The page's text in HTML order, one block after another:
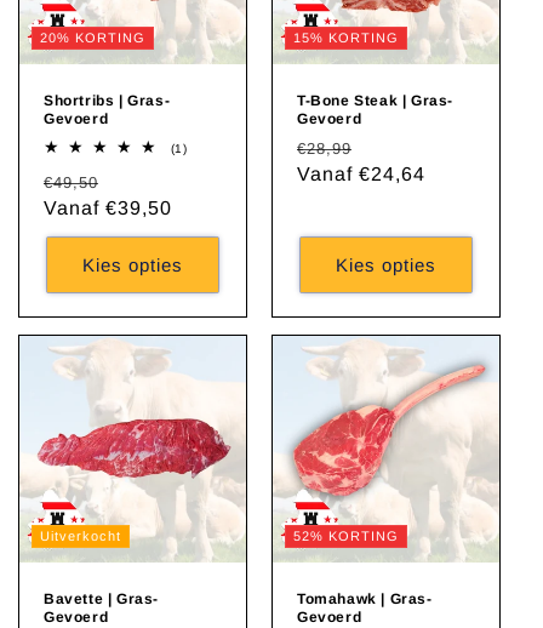
20% KORTING
Shortribs | Gras-
Gevoerd
(1)1
Normale
prijs
€49,50
Vanaf €39,50
Kies opties
15% KORTING
T-Bone Steak | Gras-
Gevoerd
Normale
prijs
€28,99
Vanaf €24,64
Kies opties
Uitverkocht
Bavette | Gras-
Gevoerd
52% KORTING
Tomahawk | Gras-
Gevoerd